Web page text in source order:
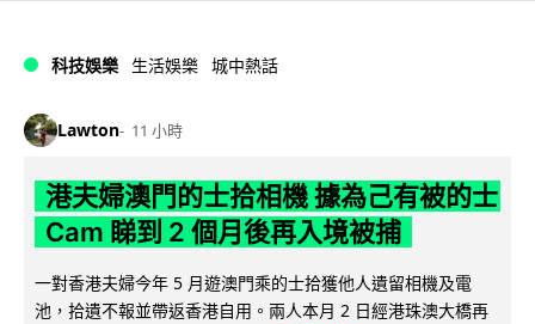
科技娛樂 生活娛樂 城中熱話
Lawton 11 小時
港夫婦澳門的士拾相機 據為己有被的士
Cam 睇到 2 個月後再入境被捕
一對香港夫婦今年 5 月遊澳門乘的士拾獲他人遺留相機及電
池，拾遺不報並帶返香港自用。兩人本月 2 日經港珠澳大橋再